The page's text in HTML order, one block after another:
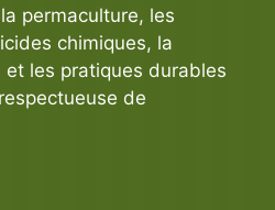
permaculture, les
chimiques, la
les pratiques durables
de